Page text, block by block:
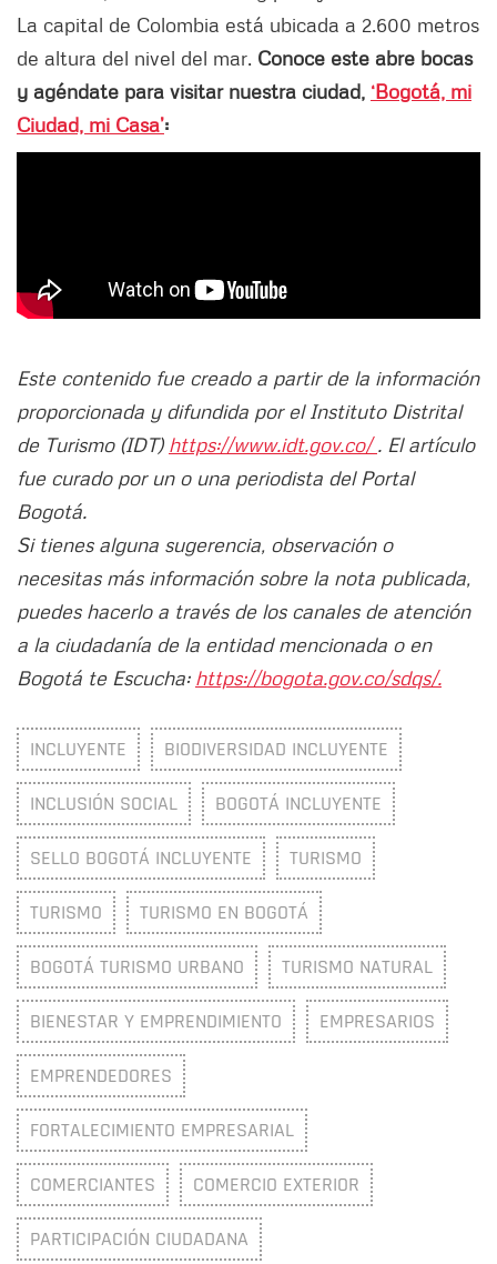
La capital de Colombia está ubicada a 2.600 metros
de altura del nivel del mar. Conoce este abre bocas
y agéndate para visitar nuestra ciudad, ‘Bogotá, mi
Ciudad, mi Casa’:
Este contenido fue creado a partir de la información
proporcionada y difundida por el Instituto Distrital
de Turismo (IDT) https://www.idt.gov.co/. El artículo
fue curado por un o una periodista del Portal
Bogotá.
Si tienes alguna sugerencia, observación o
necesitas más información sobre la nota publicada,
puedes hacerlo a través de los canales de atención
a la ciudadanía de la entidad mencionada o en
Bogotá te Escucha: https://bogota.gov.co/sdqs/.
INCLUYENTE BIODIVERSIDAD INCLUYENTE
INCLUSIÓN SOCIAL BOGOTÁ INCLUYENTE
SELLO BOGOTÁ INCLUYENTE TURISMO
TURISMO TURISMO EN BOGOTÁ
BOGOTÁ TURISMO URBANO TURISMO NATURAL
BIENESTAR Y EMPRENDIMIENTO EMPRESARIOS
EMPRENDEDORES
FORTALECIMIENTO EMPRESARIAL
COMERCIANTES COMERCIO EXTERIOR
PARTICIPACIÓN CIUDADANA